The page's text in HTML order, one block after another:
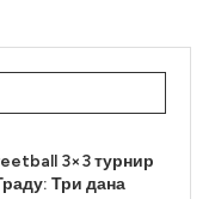
3×3 турнир
Три дана